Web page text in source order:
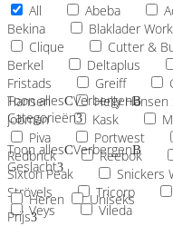
All
Abeba
Bekina
Blaklader
Clique
Cutter &
Berkel
Deltaplus
Fristads
Greiff
Hansen
Helly
Jobman
Kask
Piva
Portwest
Redbrick
Reebok
Sixton Peak
Snickers
Strövels
Tricorp
Veys
Vileda
Toon alles Verbergen
Categorieën
Toon alles Verbergen
Geslacht
Heren
Uniseks
Prijs